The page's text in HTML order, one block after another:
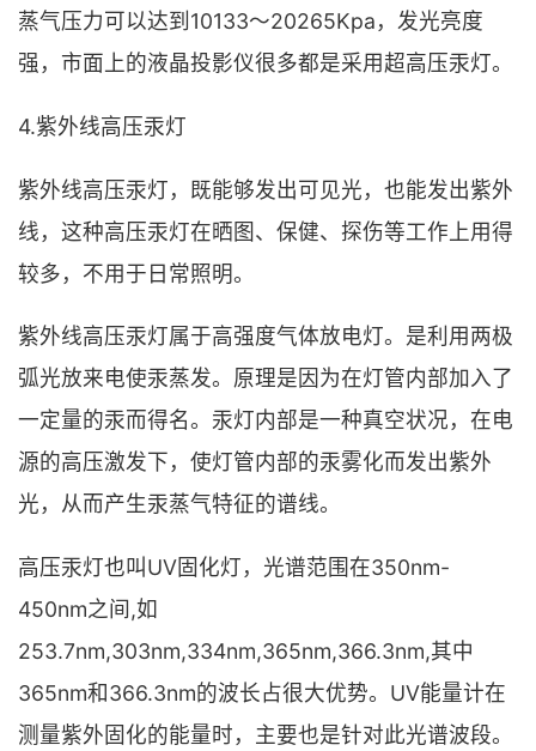
蒸气压力可以达到10133～20265Kpa，发光亮度
强，市面上的液晶投影仪很多都是采用超高压汞灯。
4.紫外线高压汞灯
紫外线高压汞灯，既能够发出可见光，也能发出紫外
线，这种高压汞灯在晒图、保健、探伤等工作上用得
较多，不用于日常照明。
紫外线高压汞灯属于高强度气体放电灯。是利用两极
弧光放来电使汞蒸发。原理是因为在灯管内部加入了
一定量的汞而得名。汞灯内部是一种真空状况，在电
源的高压激发下，使灯管内部的汞雾化而发出紫外
光，从而产生汞蒸气特征的谱线。
高压汞灯也叫UV固化灯，光谱范围在350nm-
450nm之间,如
253.7nm,303nm,334nm,365nm,366.3nm,其中
365nm和366.3nm的波长占很大优势。UV能量计在
测量紫外固化的能量时，主要也是针对此光谱波段。